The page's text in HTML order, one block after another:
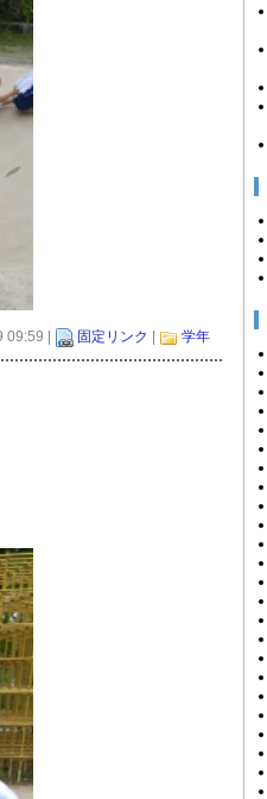
09:59 | 固定リンク 学年